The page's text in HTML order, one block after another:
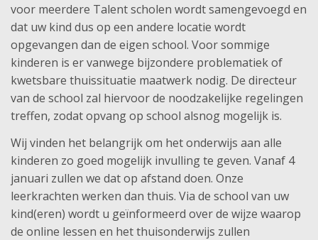
voor meerdere Talent scholen wordt samengevoegd en
dat uw kind dus op een andere locatie wordt
opgevangen dan de eigen school. Voor sommige
kinderen is er vanwege bijzondere problematiek of
kwetsbare thuissituatie maatwerk nodig. De directeur
van de school zal hiervoor de noodzakelijke regelingen
treffen, zodat opvang op school alsnog mogelijk is.
Wij vinden het belangrijk om het onderwijs aan alle
kinderen zo goed mogelijk invulling te geven. Vanaf 4
januari zullen we dat op afstand doen. Onze
leerkrachten werken dan thuis. Via de school van uw
kind(eren) wordt u geïnformeerd over de wijze waarop
de online lessen en het thuisonderwijs zullen